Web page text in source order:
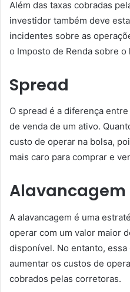
Além das taxas cobradas
investidor também deve
incidentes sobre as
o Imposto de Renda sobre
Spread
O spread é a diferença
de venda de um ativo.
custo de operar na bolsa,
mais caro para comprar e
Alavancagem
A alavancagem é uma
operar com um valor maior
disponível. No entanto,
aumentar os custos de
cobrados pelas corretoras.